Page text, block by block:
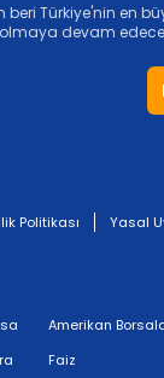
Türkiye'nin en
devam
Politikası Yasal
Amerikan
Faiz